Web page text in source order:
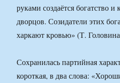
руками создаётся богатство и
дворцов. Созидатели этих
харкают кровью» (Т.
Сохранилась партийная
короткая, в два слова: